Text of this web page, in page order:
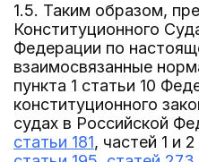
1.5. Таким образом,
Конституционного
Федерации по
взаимосвязанные
пункта 1 статьи 10
конституционного
судах в Российской
статьи 181, частей 1 и 2